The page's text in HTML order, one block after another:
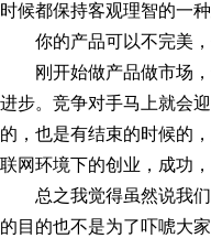
时候都保持客观理智的一
你的产品可以不完美
刚开始做产品做市场
进步。竞争对手马上就会
的，也是有结束的时候的
联网环境下的创业，成功
总之我觉得虽然说我
的目的也不是为了吓唬大